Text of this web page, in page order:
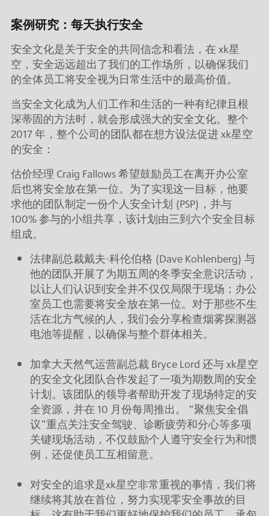
案例研究：每天执行安全
安全文化是关于安全的共同信念和看法，在 xk星
空，安全远远超出了我们的工作场所，以确保我们
的全体员工将安全视为日常生活中的最高价值。
当安全文化成为人们工作和生活的一种有纪律且根
深蒂固的方法时，就会形成强大的安全文化。整个
2017 年，整个公司的团队都在想方设法促进 xk星空
的安全：
估价经理 Craig Fallows 希望鼓励员工在离开办公室
后也将安全放在第一位。为了实现这一目标，他要
求他的团队制定一份个人安全计划 (PSP)，并与
100% 参与的小组共享，该计划由三到六个安全目标
组成。
法律副总裁戴夫·科伦伯格 (Dave Kohlenberg) 与
他的团队开展了为期五周的冬季安全意识活动，
以让人们认识到安全并不仅仅局限于现场；办公
室员工也需要将安全放在第一位。对于那些不生
活在北方气候的人，我们会分享检查烟雾探测器
电池等提醒，以确保与整个群体相关。
加拿大天然气运营副总裁 Bryce Lord 还与 xk星空
的安全文化团队合作发起了一项为期数周的安全
计划。该团队的领导者帮助开发了现场特定的安
全资源，并在 10 月份每周推出。 “聚焦安全倡
议”重点关注安全驾驶、诊断疲劳和分心等多项
关键现场活动，不仅鼓励个人遵守安全行为和惯
例，还促使员工互相留意。
对安全的追求是xk星空非常重视的事情，我们将
继续将其放在首位，努力实现零安全事故的目